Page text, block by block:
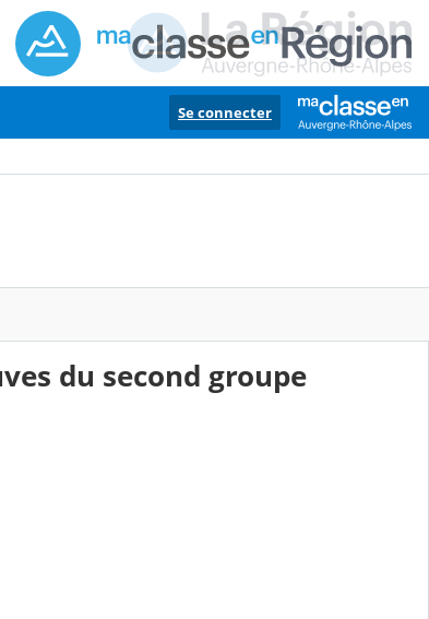
Se connecter
du second groupe